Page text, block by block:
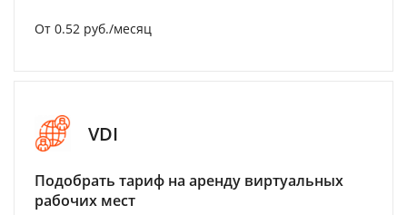
От 0.52 руб./месяц
VDI
Подобрать тариф на аренду виртуальных
рабочих мест